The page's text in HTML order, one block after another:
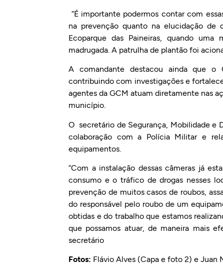
“É importante podermos contar com
na prevenção quanto na elucidação
Ecoparque das Paineiras, quando
madrugada. A patrulha de plantão foi
A comandante destacou ainda que o
contribuindo com investigações e
agentes da GCM atuam diretamente nas
município.
O secretário de Segurança, Mobilidade e
colaboração com a Polícia Militar e
equipamentos.
“Com a instalação dessas câmeras já
consumo e o tráfico de drogas nesses
prevenção de muitos casos de roubos,
do responsável pelo roubo de um
obtidas e do trabalho que estamos
que possamos atuar, de maneira mais
secretário
Fotos: Flávio Alves (Capa e foto 2) e Juan